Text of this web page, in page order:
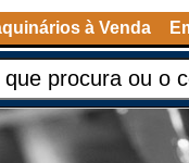
à Venda